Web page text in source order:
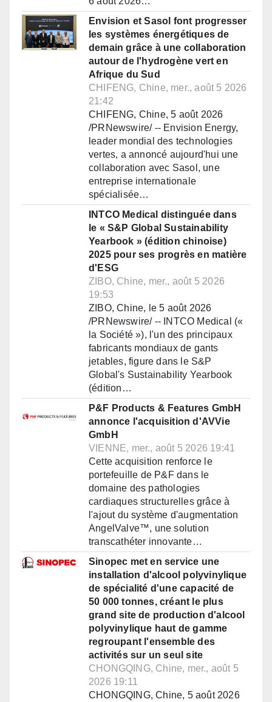
Envision et Sasol font progresser
les systèmes énergétiques de
demain grâce à une collaboration
autour de l'hydrogène vert en
Afrique du Sud
CHIFENG, Chine, mer., août 5 2026
21:42
CHIFENG, Chine, 5 août 2026
/PRNewswire/ -- Envision Energy,
leader mondial des technologies
vertes, a annoncé aujourd'hui une
collaboration avec Sasol, une
entreprise internationale
spécialisée…
INTCO Medical distinguée dans
le « S&P Global Sustainability
Yearbook » (édition chinoise)
2025 pour ses progrès en matière
d'ESG
ZIBO, Chine, mer., août 5 2026
19:53
ZIBO, Chine, le 5 août 2026
/PRNewswire/ -- INTCO Medical («
la Société »), l'un des principaux
fabricants mondiaux de gants
jetables, figure dans le S&P
Global's Sustainability Yearbook
(édition…
P&F Products & Features GmbH
annonce l'acquisition d'AVVie
GmbH
VIENNE, mer., août 5 2026 19:41
Cette acquisition renforce le
portefeuille de P&F dans le
domaine des pathologies
cardiaques structurelles grâce à
l'ajout du système d'augmentation
AngelValve™, une solution
transcathéter innovante…
Sinopec met en service une
installation d'alcool polyvinylique
de spécialité d'une capacité de
50 000 tonnes, créant le plus
grand site de production d'alcool
polyvinylique haut de gamme
regroupant l'ensemble des
activités sur un seul site
CHONGQING, Chine, mer., août 5
2026 19:11
CHONGQING, Chine, 5 août 2026